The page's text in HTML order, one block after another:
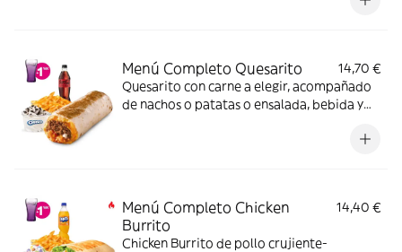
Menú Completo Quesarito
14,70 €
Quesarito con carne a elegir, acompañado
de nachos o patatas o ensalada, bebida y
Menú Completo Chicken
Burrito
14,40 €
Chicken Burrito de pollo crujiente-